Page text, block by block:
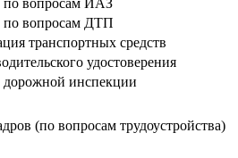
по вопросам ДТП
транспортных средств
удостоверения
дорожной инспекции
(по вопросам трудоустройства)